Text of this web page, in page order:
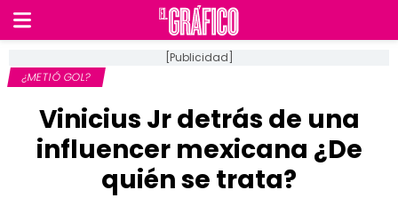
[Publicidad]
¿METIÓ GOL?
Vinicius Jr detrás de una
influencer mexicana ¿De
quién se trata?